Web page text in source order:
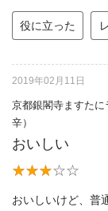
役に立った
2019年02月11日
京都銀閣寺ますた
辛）
おいしい
おいしいけど、普